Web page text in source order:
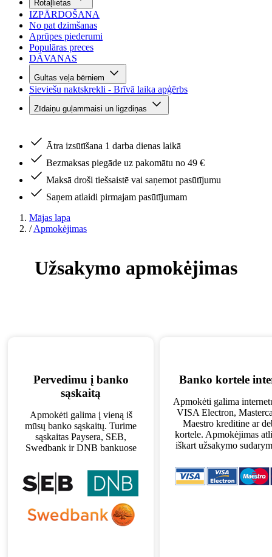
Rotaļlietas
IZPĀRDOŠANA
No pat dzimšanas
Aprūpes piederumi
Populāras preces
DĀVANAS
Gultas veļa bērniem
Sieviešu naktskrekli - Brīvā laika apģērbs
Zīdaiņu guļammaisi un ligzdiņas
Ātra izsūtīšana 1 darba dienas laikā
Bezmaksas piegāde uz pakomātu no 49 €
Maksā droši tiešsaistē vai saņemot pasūtījumu
Saņem atlaidi pirmajam pasūtījumam
Mājas lapa
/ Apmokėjimas
Užsakymo apmokėjimas
Pervedimu į banko
sąskaitą
Apmokėti galima į vieną iš
mūsų banko sąskaitų. Turime
sąskaitas Paysera, SEB,
Swedbank ir DNB bankuose
Banko kortele
Apmokėti galima
VISA Electron,
Maestro kreditine ar
kortele. Apmokėjimas
iškart užsakymo